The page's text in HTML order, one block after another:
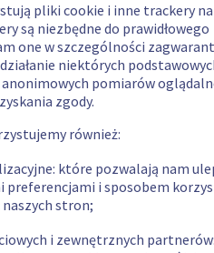
pliki cookie i inne trackery
są niezbędne do prawidłowego
one w szczególności
niektórych
pomiarów
zgody.
również:
które pozwalają nam
preferencjami i sposobem
stron;
i zewnętrznych